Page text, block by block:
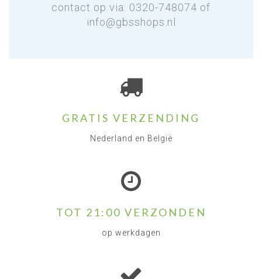
contact op via: 0320-748074 of
info@gbsshops.nl
GRATIS VERZENDING
Nederland en België
TOT 21:00 VERZONDEN
op werkdagen